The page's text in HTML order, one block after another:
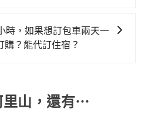
與車體檢查，甚至還要先自
，還車時可能遭遇各種莫名
，還可以累積點數做現金回
台灣人常用的線上訂房平台
網路上操作。但有些較冷門
電子郵件
我們，將有專人協助回覆確
時，如果想訂包車兩天一
？能代訂住宿？
提供接送服務，暫不提供代
里山，還有⋯